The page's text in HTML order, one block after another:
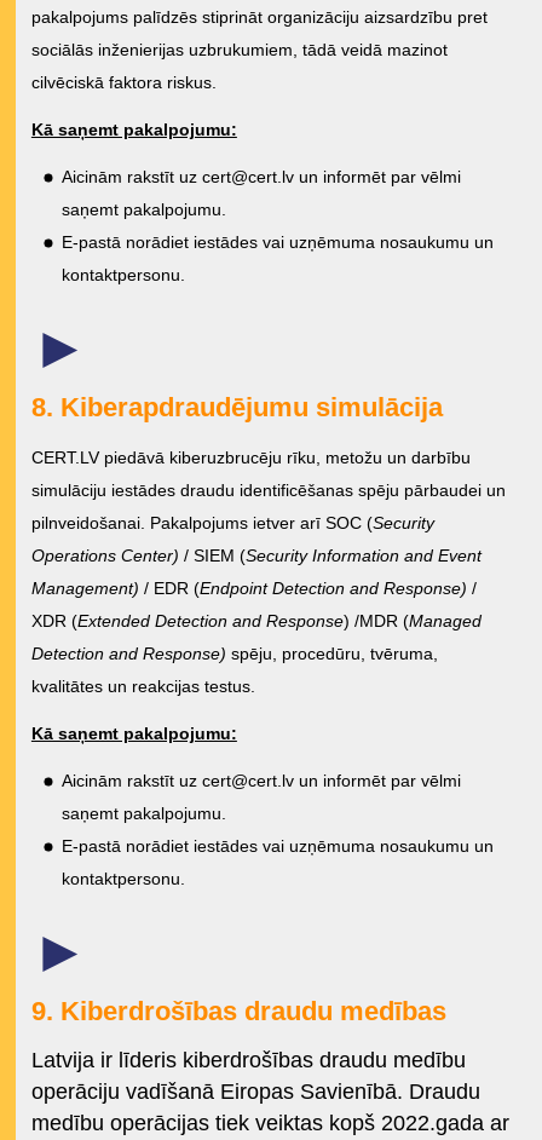
pakalpojums palīdzēs stiprināt organizāciju aizsardzību pret
sociālās inženierijas uzbrukumiem, tādā veidā mazinot
cilvēciskā faktora riskus.
Kā saņemt pakalpojumu:
Aicinām rakstīt uz cert@cert.lvun informēt par vēlmi
saņemt pakalpojumu.
E-pastā norādiet iestādes vai uzņēmuma nosaukumu un
kontaktpersonu.
►
8. Kiberapdraudējumu simulācija
CERT.LV piedāvā kiberuzbrucēju rīku, metožu un darbību
simulāciju iestādes draudu identificēšanas spēju pārbaudei un
pilnveidošanai. Pakalpojums ietver arī SOC (Security
Operations Center) / SIEM (Security Information and Event
Management) / EDR (Endpoint Detection and Response) /
XDR (Extended Detection and Response) /MDR (Managed
Detection and Response) spēju, procedūru, tvēruma,
kvalitātes un reakcijas testus.
Kā saņemt pakalpojumu:
Aicinām rakstīt uz cert@cert.lvun informēt par vēlmi
saņemt pakalpojumu.
E-pastā norādiet iestādes vai uzņēmuma nosaukumu un
kontaktpersonu.
►
9. Kiberdrošības draudu medības
Latvija ir līderis kiberdrošības draudu medību
operāciju vadīšanā Eiropas Savienībā. Draudu
medību operācijas tiek veiktas kopš 2022.gada ar